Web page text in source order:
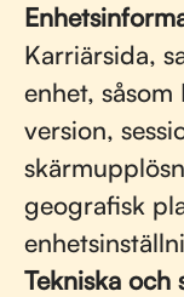
Karriärsida,
enhet,
version,
geografisk
Tekniska och